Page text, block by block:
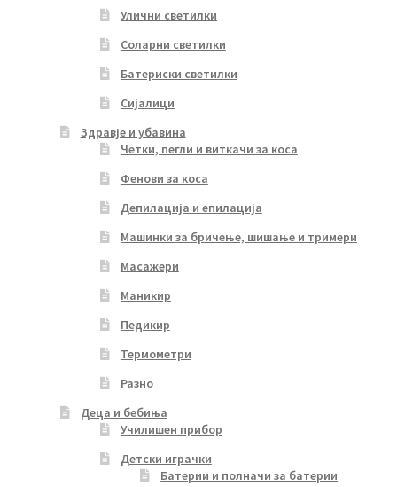
Улични светилки
Соларни светилки
Батериски светилки
Сијалици
Здравје и убавина
Четки, пегли и виткачи за коса
Фенови за коса
Депилација и епилација
Машинки за бричење, шишање и тримери
Масажери
Маникир
Педикир
Термометри
Разно
Деца и бебиња
Училишен прибор
Детски играчки
Батерии и полначи за батерии